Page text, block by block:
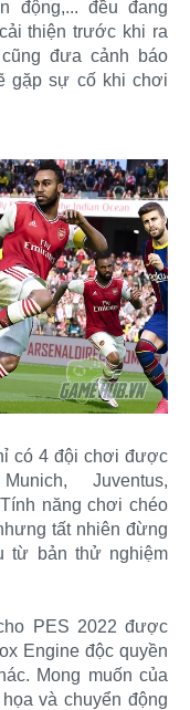
động,... đều đang
thiện trước khi ra
đưa cảnh báo
gặp sự cố khi chơi
có 4 đội chơi được
Juventus,
năng chơi chéo
tất nhiên đừng
từ bản thử nghiệm
PES 2022 được
Engine độc quyền
Mong muốn của
và chuyển động